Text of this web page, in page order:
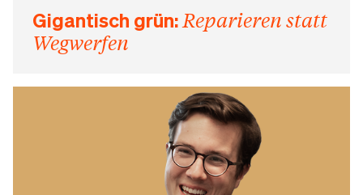
Gigantisch grün:Reparieren statt
Wegwerfen